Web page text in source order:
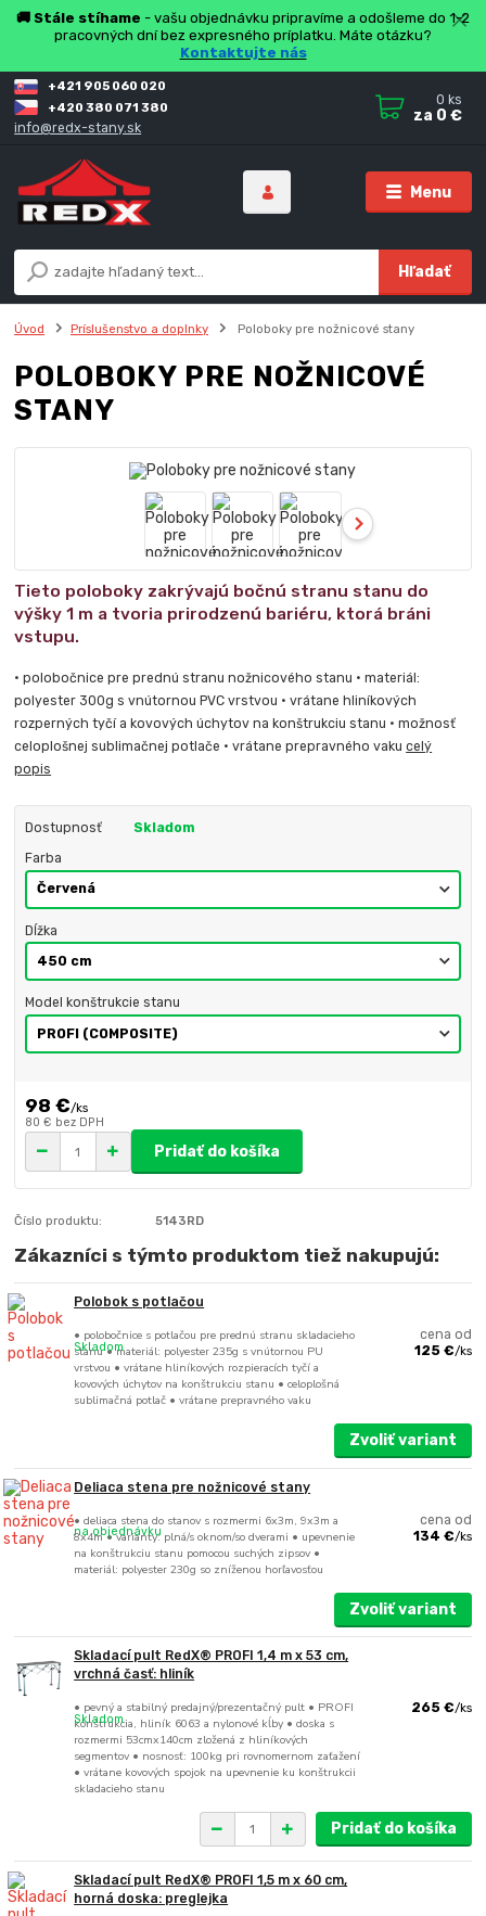
🚚 Stále stíhame - vašu objednávku pripravíme a odošleme do 1-2
pracovných dní bez expresného príplatku. Máte otázku?
Kontaktujte nás
Menu
Hľadať
+421 905 060 020
+420 380 071 380
info@redx-stany.sk
0 ks
za 0 €
Úvod Príslušenstvo a doplnky Poloboky pre nožnicové stany
POLOBOKY PRE NOŽNICOVÉ
STANY
Tieto poloboky zakrývajú bočnú stranu stanu do
výšky 1 m a tvoria prirodzenú bariéru, ktorá bráni
vstupu.
• polobočnice pre prednú stranu nožnicového stanu • materiál:
polyester 300g s vnútornou PVC vrstvou • vrátane hliníkových
rozperných tyčí a kovových úchytov na konštrukciu stanu • možnosť
celoplošnej sublimačnej potlače • vrátane prepravného vakucelý
popis
Dostupnosť Skladom
Farba
Dĺžka
Model konštrukcie stanu
98 €/ks
80 € bez DPH
Pridať do košíka
Číslo produktu: 5143RD
Zákazníci s týmto produktom tiež nakupujú:
Polobok s potlačou
• polobočnice s potlačou pre prednú stranu skladacieho
stanu • materiál: polyester 235g s vnútornou PU
vrstvou • vrátane hliníkových rozpieracích tyčí a
kovových úchytov na konštrukciu stanu • celoplošná
sublimačná potlač • vrátane prepravného vaku
cena od
125 €/ks
Skladom
Zvoliť variant
Deliaca stena pre nožnicové stany
• deliaca stena do stanov s rozmermi 6x3m, 9x3m a
8x4m • varianty: plná/s oknom/so dverami • upevnenie
na konštrukciu stanu pomocou suchých zipsov •
materiál: polyester 230g so zníženou horľavosťou
cena od
134 €/ks
na objednávku
Zvoliť variant
Skladací pult RedX® PROFI 1,4 m x 53 cm,
vrchná časť: hliník
• pevný a stabilný predajný/prezentačný pult • PROFI
konštrukcia, hliník 6063 a nylonové kĺby • doska s
rozmermi 53cmx140cm zložená z hliníkových
segmentov • nosnosť: 100kg pri rovnomernom zaťažení
• vrátane kovových spojok na upevnenie ku konštrukcii
skladacieho stanu
265 €/ks
Skladom
Pridať do košíka
Skladací pult RedX® PROFI 1,5 m x 60 cm,
horná doska: preglejka